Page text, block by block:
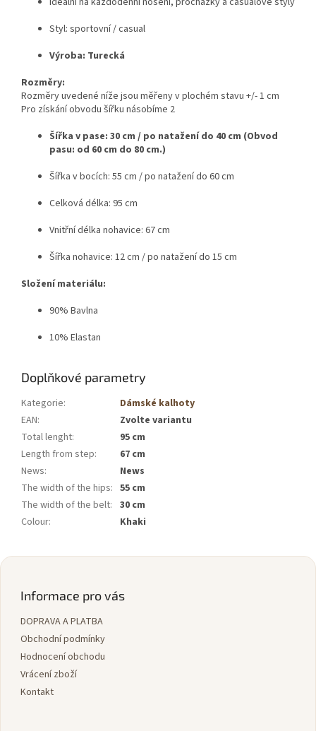
Styl: sportovní / casual
Výroba: Turecká
Rozměry:
Rozměry uvedené níže jsou měřeny v plochém stavu +/- 1 cm
Pro získání obvodu šířku násobíme 2
Šířka v pase: 30 cm / po natažení do 40 cm (Obvod
pasu: od 60 cm do 80 cm.)
Šířka v bocích: 55 cm / po natažení do 60 cm
Celková délka: 95 cm
Vnitřní délka nohavice: 67 cm
Šířka nohavice: 12 cm / po natažení do 15 cm
Složení materiálu:
90% Bavlna
10% Elastan
Doplňkové parametry
Kategorie:
Dámské kalhoty
EAN:
Zvolte variantu
Total lenght:
95 cm
Length from step:
67 cm
News:
News
The width of the hips: 55 cm
The width of the belt: 30 cm
Colour: Khaki
Z
Informace pro vás
DOPRAVA A PLATBA
Obchodní podmínky
Hodnocení obchodu
Vrácení zboží
Kontakt